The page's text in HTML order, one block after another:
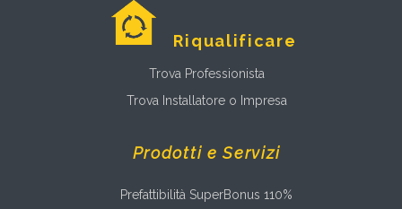
Riqualificare
Trova Professionista
Trova Installatore o Impresa
Prodotti e Servizi
Prefattibilità SuperBonus 110%